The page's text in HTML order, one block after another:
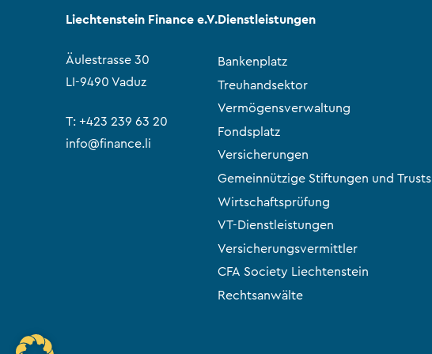
Liechtenstein Finance e.V.
Äulestrasse 30
LI-9490 Vaduz
T:+423 239 63 20
info@finance.li
Dienstleistungen
Bankenplatz
Treuhandsektor
Vermögensverwaltung
Fondsplatz
Versicherungen
Gemeinnützige Stiftungen und Trusts
Wirtschaftsprüfung
VT-Dienstleistungen
Versicherungsvermittler
CFA Society Liechtenstein
Rechtsanwälte